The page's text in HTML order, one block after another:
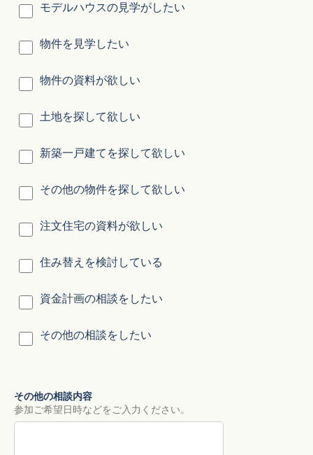
モデルハウスの見学がしたい
物件を見学したい
物件の資料が欲しい
土地を探して欲しい
新築一戸建てを探して欲しい
その他の物件を探して欲しい
注文住宅の資料が欲しい
住み替えを検討している
資金計画の相談をしたい
その他の相談をしたい
その他の相談内容
参加ご希望日時などをご入力ください。